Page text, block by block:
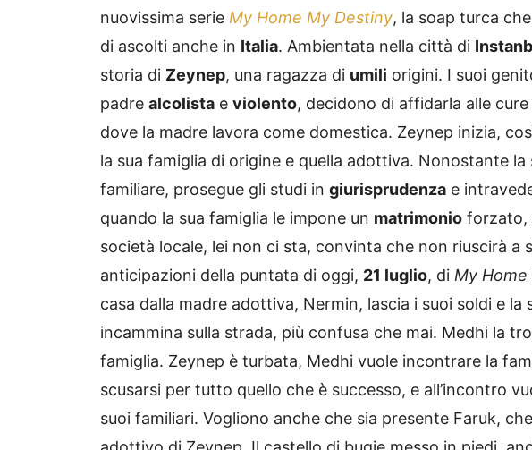
nuovissima serie My Home My Destiny, la soap turca
di ascolti anche in Italia. Ambientata nella città di
storia di Zeynep, una ragazza di umili origini. I suoi
padre alcolista e violento, decidono di affidarla alle
dove la madre lavora come domestica. Zeynep inizia,
la sua famiglia di origine e quella adottiva. Nonostante la
familiare, prosegue gli studi in giurisprudenza e
quando la sua famiglia le impone un matrimonio forzato,
società locale, lei non ci sta, convinta che non riuscirà a
anticipazioni della puntata di oggi, 21 luglio, di My
casa dalla madre adottiva, Nermin, lascia i suoi soldi e la
incammina sulla strada, più confusa che mai. Medhi la
famiglia. Zeynep è turbata, Medhi vuole incontrare la
scusarsi per tutto quello che è successo, e all’incontro
suoi familiari. Vogliono anche che sia presente Faruk,